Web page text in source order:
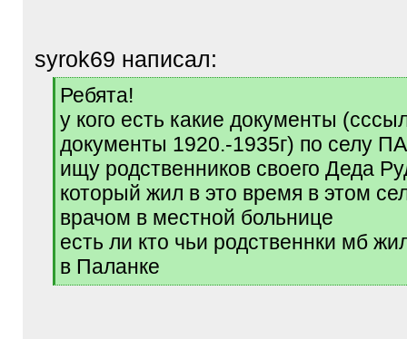
syrok69 написал:
[
q
]
Ребята!
у кого есть какие документы
документы 1920.-1935г) по селу
ищу родственников своего Деда
который жил в это время в этом
врачом в местной больнице
есть ли кто чьи родственнки мб
в Паланке
[